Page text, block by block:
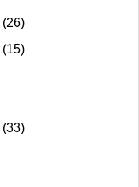
(26)
(15)
(33)